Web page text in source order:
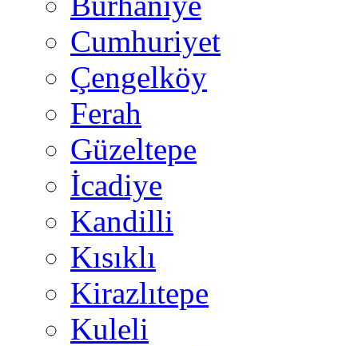
Cumhuriyet
Çengelköy
Ferah
Güzeltepe
İcadiye
Kandilli
Kısıklı
Kirazlıtepe
Kuleli